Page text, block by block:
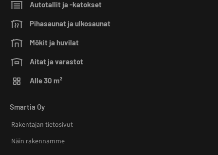
Autotallit ja -katokset
Pihasaunat ja ulkosaunat
Mökit ja huvilat
Aitat ja varastot
Alle 30 m²
Smartia Oy
Rakentajan tietosivut
Näin rakennamme